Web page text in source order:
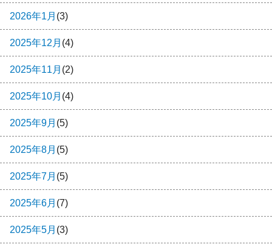
2026年1月 (3)
2025年12月 (4)
2025年11月 (2)
2025年10月 (4)
2025年9月 (5)
2025年8月 (5)
2025年7月 (5)
2025年6月 (7)
2025年5月 (3)